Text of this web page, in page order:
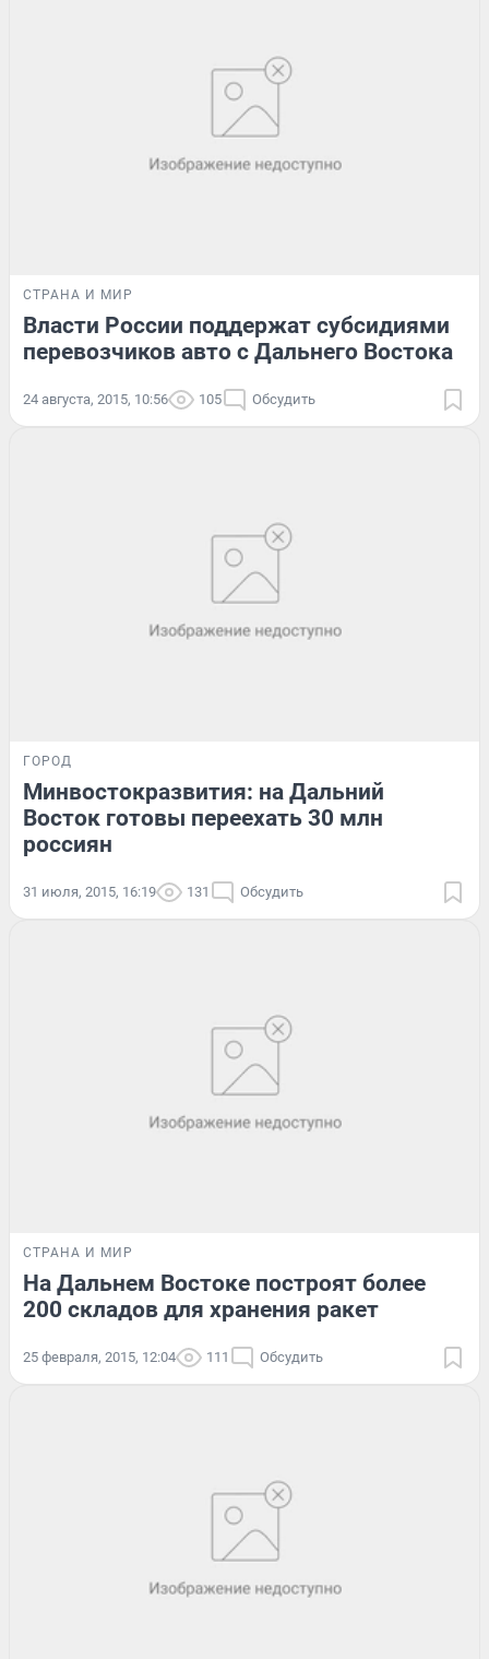
СТРАНА И МИР
Власти России поддержат субсидиями
перевозчиков авто с Дальнего Востока
24 августа, 2015, 10:56 105 Обсудить
ГОРОД
Минвостокразвития: на Дальний
Восток готовы переехать 30 млн
россиян
31 июля, 2015, 16:19 131 Обсудить
СТРАНА И МИР
На Дальнем Востоке построят более
200 складов для хранения ракет
25 февраля, 2015, 12:04 111 Обсудить